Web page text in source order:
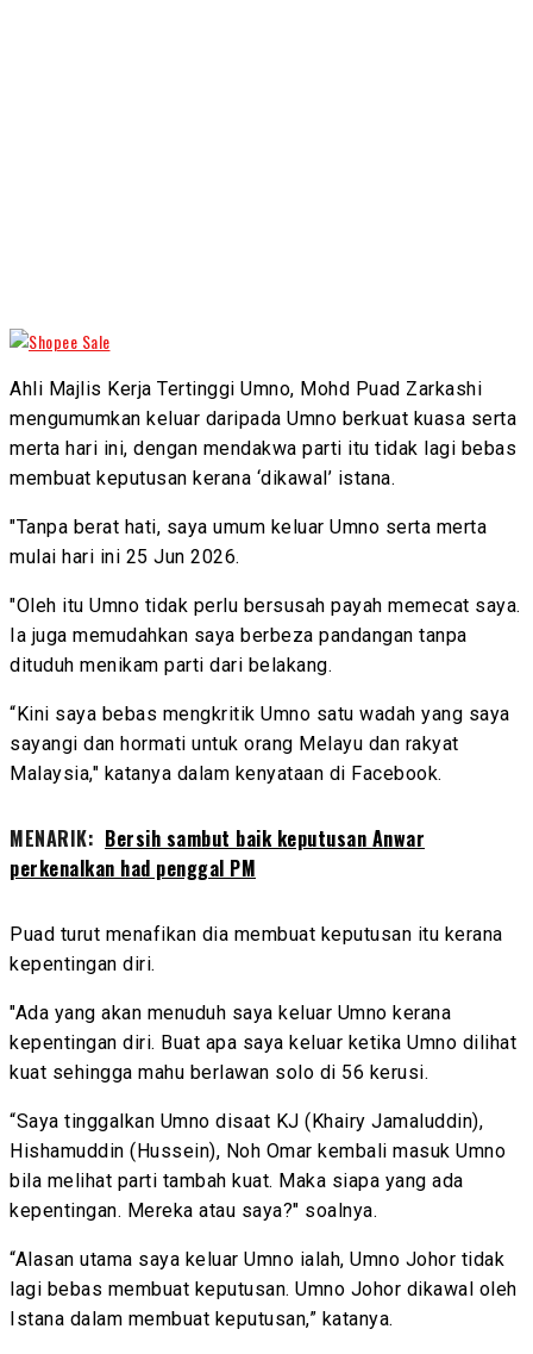
Ahli Majlis Kerja Tertinggi Umno, Mohd Puad Zarkashi
mengumumkan keluar daripada Umno berkuat kuasa serta
merta hari ini, dengan mendakwa parti itu tidak lagi bebas
membuat keputusan kerana ‘dikawal’ istana.
"Tanpa berat hati, saya umum keluar Umno serta merta
mulai hari ini 25 Jun 2026.
"Oleh itu Umno tidak perlu bersusah payah memecat saya.
Ia juga memudahkan saya berbeza pandangan tanpa
dituduh menikam parti dari belakang.
“Kini saya bebas mengkritik Umno satu wadah yang saya
sayangi dan hormati untuk orang Melayu dan rakyat
Malaysia," katanya dalam kenyataan di Facebook.
MENARIK: Bersih sambut baik keputusan Anwar
perkenalkan had penggal PM
Puad turut menafikan dia membuat keputusan itu kerana
kepentingan diri.
"Ada yang akan menuduh saya keluar Umno kerana
kepentingan diri. Buat apa saya keluar ketika Umno dilihat
kuat sehingga mahu berlawan solo di 56 kerusi.
“Saya tinggalkan Umno disaat KJ (Khairy Jamaluddin),
Hishamuddin (Hussein), Noh Omar kembali masuk Umno
bila melihat parti tambah kuat. Maka siapa yang ada
kepentingan. Mereka atau saya?" soalnya.
“Alasan utama saya keluar Umno ialah, Umno Johor tidak
lagi bebas membuat keputusan. Umno Johor dikawal oleh
Istana dalam membuat keputusan,” katanya.